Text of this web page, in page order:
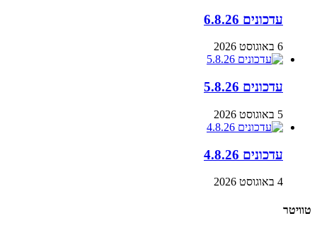
עדכונים 6.8.26
6 באוגוסט 2026
עדכונים 5.8.26
5 באוגוסט 2026
עדכונים 4.8.26
4 באוגוסט 2026
טוויטר